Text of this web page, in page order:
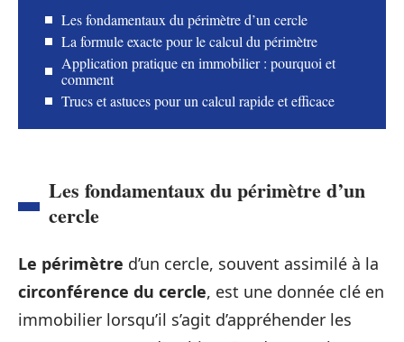
Les fondamentaux du périmètre d’un cercle
La formule exacte pour le calcul du périmètre
Application pratique en immobilier : pourquoi et
comment
Trucs et astuces pour un calcul rapide et efficace
Les fondamentaux du périmètre d’un
cercle
Le périmètre d’un cercle, souvent assimilé à la
circonférence du cercle, est une donnée clé en
immobilier lorsqu’il s’agit d’appréhender les